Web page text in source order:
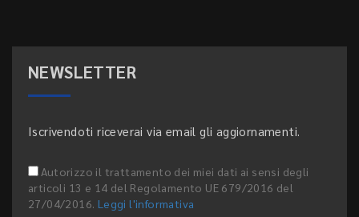
NEWSLETTER
Iscrivendoti riceverai via email gli aggiornamenti.
Autorizzo il trattamento dei miei dati ai sensi degli
articoli 13 e 14 del Regolamento UE 679/2016 del
27/04/2016. Leggi l'informativa